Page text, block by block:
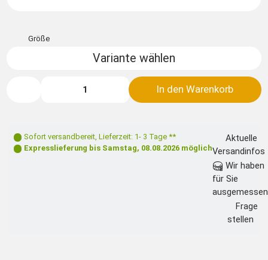
Größe
Variante wählen
In den Warenkorb
Sofort versandbereit, Lieferzeit: 1- 3 Tage **
Expresslieferung bis Samstag, 08.08.2026 möglich
Aktuelle
Versandinfos
für Sie
ausgemessen
Frage
stellen